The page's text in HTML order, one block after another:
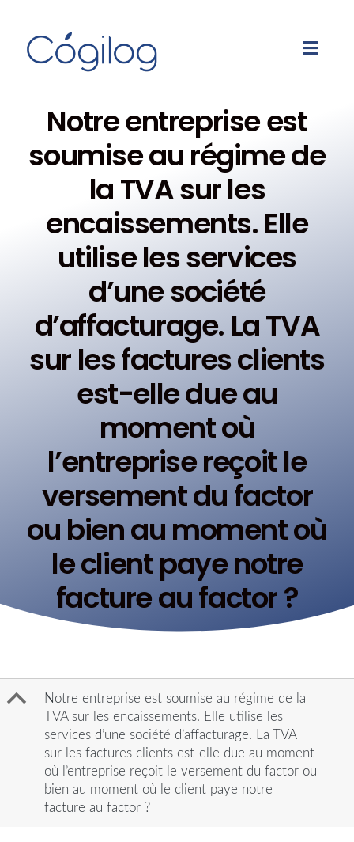
Notre entreprise est
soumise au régime de
la TVA sur les
encaissements. Elle
utilise les services
d’une société
d’affacturage. La TVA
sur les factures clients
est-elle due au
moment où
l’entreprise reçoit le
versement du factor
ou bien au moment où
le client paye notre
facture au factor ?
B
Notre entreprise est soumise au régime de la
TVA sur les encaissements. Elle utilise les
services d’une société d’affacturage. La TVA
sur les factures clients est-elle due au moment
où l’entreprise reçoit le versement du factor ou
bien au moment où le client paye notre
facture au factor ?